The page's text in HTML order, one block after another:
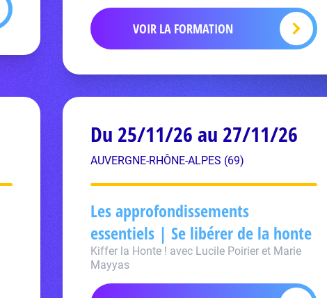
VOIR LA FORMATION
Du 25/11/26 au 27/11/26
AUVERGNE-RHÔNE-ALPES (69)
Les approfondissements
essentiels | Se libérer de la honte
Kiffer la Honte ! avec Lucile Poirier et Marie
Mayyas